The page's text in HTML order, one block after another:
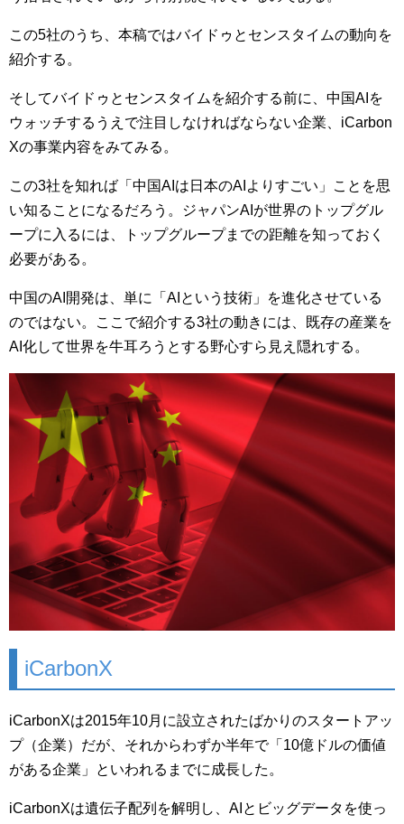
この5社のうち、本稿ではバイドゥとセンスタイムの動向を
紹介する。
そしてバイドゥとセンスタイムを紹介する前に、中国AIを
ウォッチするうえで注目しなければならない企業、iCarbon
Xの事業内容をみてみる。
この3社を知れば「中国AIは日本のAIよりすごい」ことを思
い知ることになるだろう。ジャパンAIが世界のトップグル
ープに入るには、トップグループまでの距離を知っておく
必要がある。
中国のAI開発は、単に「AIという技術」を進化させている
のではない。ここで紹介する3社の動きには、既存の産業を
AI化して世界を牛耳ろうとする野心すら見え隠れする。
iCarbonX
iCarbonXは2015年10月に設立されたばかりのスタートアッ
プ（企業）だが、それからわずか半年で「10億ドルの価値
がある企業」といわれるまでに成長した。
iCarbonXは遺伝子配列を解明し、AIとビッグデータを使っ